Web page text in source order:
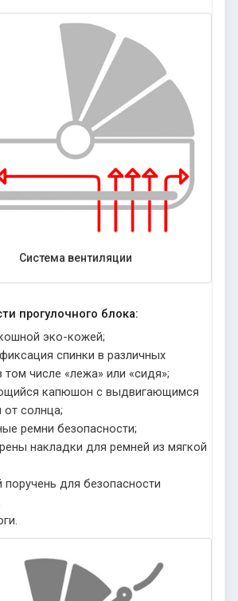
Система вентиляции
прогулочного блока:
эко-кожей;
спинки в различных
том числе «лежа» или «сидя»;
капюшон с выдвигающимся
солнца;
ремни безопасности;
накладки для ремней из мягкой
для безопасности